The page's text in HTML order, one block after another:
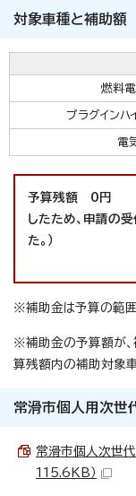
対象車種と補助額
燃料
プラグインハ
電
予算残額 0円 （
したため、申請の
※補助金は予算の範囲
※補助金の予算額が、
算残額内の補助対象
常滑市個人用次世
常滑市個人次世
115.6KB）